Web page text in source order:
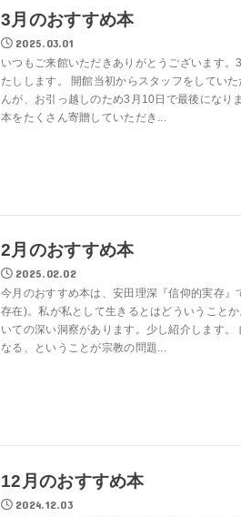
3月のおすすめ本
2025.03.01
いつもご来館いただきありがとうございます。
たしします。 開館当初からスタッフをしてい
んが、お引っ越しのため3月10日で最後になり
本をたくさん寄贈していただき...
2月のおすすめ本
2025.02.02
今月のおすすめ本は、安田理深『信仰的実存』
存在)。私が私として生きるとはどういうこと
いての深い洞察があります。少し紹介します。
なる、ということが宗教の問題...
12月のおすすめ本
2024.12.03